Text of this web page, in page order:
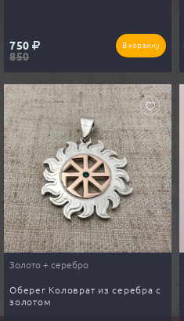
750
850
В корзину
Золото + серебро
Оберег Коловрат из серебра с
золотом